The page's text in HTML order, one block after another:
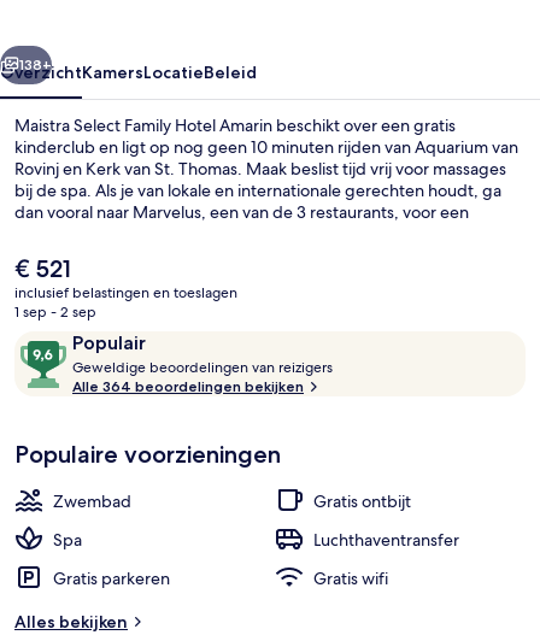
Volgende
138+
OverzichtKamersLocatieBeleid
Maistra Select Family Hotel Amarin beschikt over een gratis
kinderclub en ligt op nog geen 10 minuten rijden van Aquarium van
Rovinj en Kerk van St. Thomas. Maak beslist tijd vrij voor massages
bij de spa. Als je van lokale en internationale gerechten houdt, ga
dan vooral naar Marvelus, een van de 3 restaurants, voor een
binnenzwembaden, een 'lazy river'-waterbaan en een bar aan het
zwembad.
De
huidige
prijs
€ 521
€ 521
inclusief belastingen en toeslagen
1 sep - 2 sep
Beoordelingen
Populair
9,6
van
10,
Geweldige beoordelingen van reizigers
i
e
b
Alle 364 beoordelingen bekijken
Populaire voorzieningen
Zwembad
Gratis ontbijt
Spa
Luchthaventransfer
Gratis parkeren
Gratis wifi
Alles bekijken